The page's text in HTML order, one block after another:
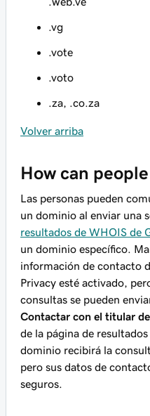
.vg
.vote
.voto
.za, .co.za
Volver arriba
How can
Las personas pueden
un dominio al enviar una
resultados de WHOIS de
un dominio específico.
información de contacto
Privacy esté activado,
consultas se pueden
Contactar con el titular
de la página de
dominio recibirá la
pero sus datos de
seguros.